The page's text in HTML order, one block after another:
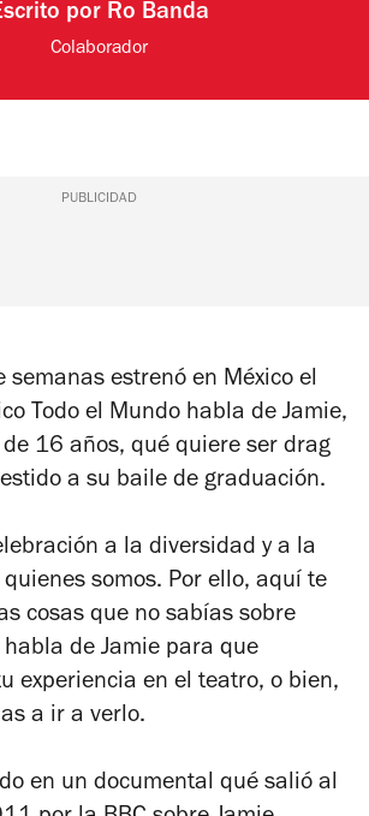
por Ro Banda
Colaborador
PUBLICIDAD
semanas estrenó en México el
Todo el Mundo habla de Jamie,
16 años, qué quiere ser drag
a su baile de graduación.
a la diversidad y a la
somos. Por ello, aquí te
cosas que no sabías sobre
habla de Jamie para que
experiencia en el teatro, o bien,
a ir a verlo.
en un documental qué salió al